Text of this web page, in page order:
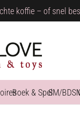
koffie – of snel
Boek & SpelSM/